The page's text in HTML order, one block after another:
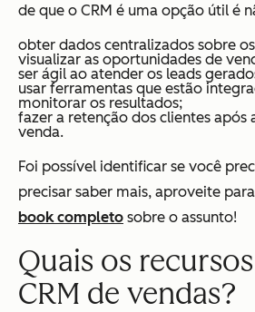
de que o CRM é uma opção útil é
obter dados centralizados sobre
visualizar as oportunidades de
ser ágil ao atender os leads
usar ferramentas que estão
monitorar os resultados;
fazer a retenção dos clientes após
venda.
Foi possível identificar se você
precisar saber mais, aproveite para
book completo sobre o assunto!
Quais os
CRM de vendas?